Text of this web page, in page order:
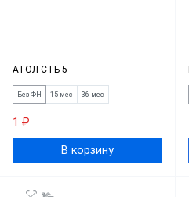
АТОЛ СТБ 5
Без ФН 15 мес 36 мес
1 ₽
В корзину